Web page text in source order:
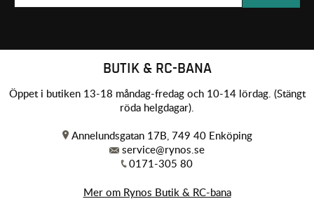
BUTIK & RC-BANA
Öppet i butiken 13-18 måndag-fredag och 10-14 lördag. (Stängt
röda helgdagar).
Annelundsgatan 17B, 749 40 Enköping
service@rynos.se
0171-305 80
Mer om Rynos Butik & RC-bana